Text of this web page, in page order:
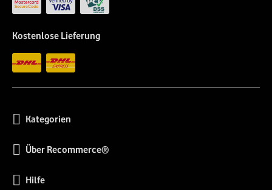
Kostenlose Lieferung
Kategorien
Über Recommerce®
Hilfe